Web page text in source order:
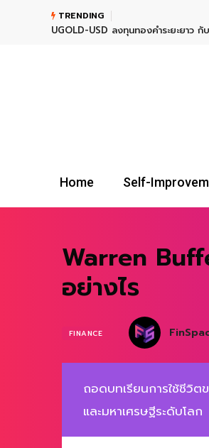
TRENDING
UGOLD-USD ลงทุนทองคำระยะยาว
Home Self-
Warren
อย่างไร
FINANCE
ถอดบทเรียนการใช้ชีวิ
และมหาเศรษฐีระดับโลก